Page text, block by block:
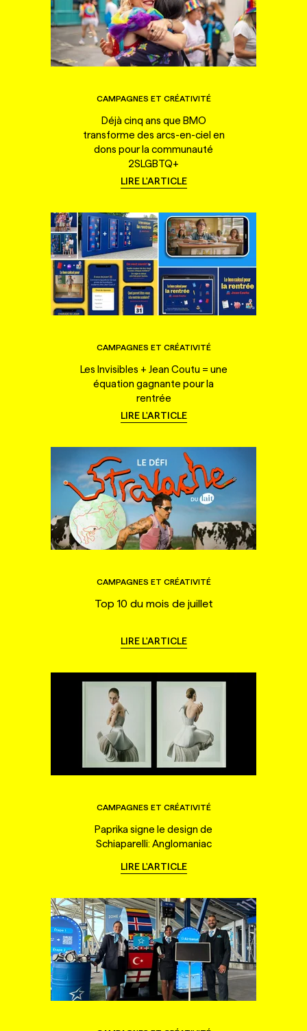
CAMPAGNES ET CRÉATIVITÉ
Déjà cinq ans que BMO
transforme des arcs-en-ciel en
dons pour la communauté
2SLGBTQ+
LIRE L'ARTICLE
CAMPAGNES ET CRÉATIVITÉ
Les Invisibles + Jean Coutu = une
équation gagnante pour la
rentrée
LIRE L'ARTICLE
CAMPAGNES ET CRÉATIVITÉ
Top 10 du mois de juillet
LIRE L'ARTICLE
CAMPAGNES ET CRÉATIVITÉ
Paprika signe le design de
Schiaparelli: Anglomaniac
LIRE L'ARTICLE